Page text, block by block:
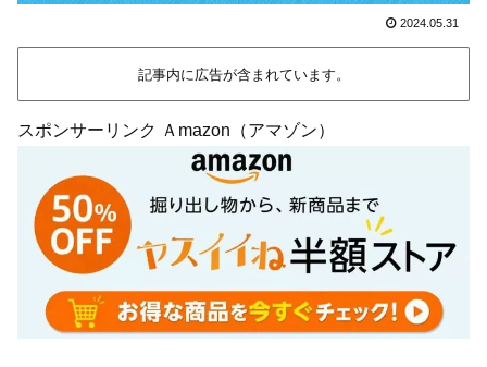
2024.05.31
記事内に広告が含まれています。
スポンサーリンク Ａmazon（アマゾン）